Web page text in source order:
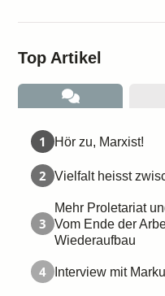
Top Artikel
1 Hör zu, Marxist!
2 Vielfalt heisst
3
Mehr Proletariat
Vom Ende der
Wiederaufbau
4 Interview mit